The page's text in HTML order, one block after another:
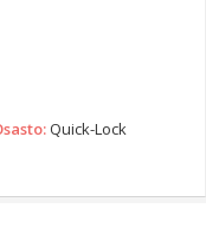
Quick-Lock